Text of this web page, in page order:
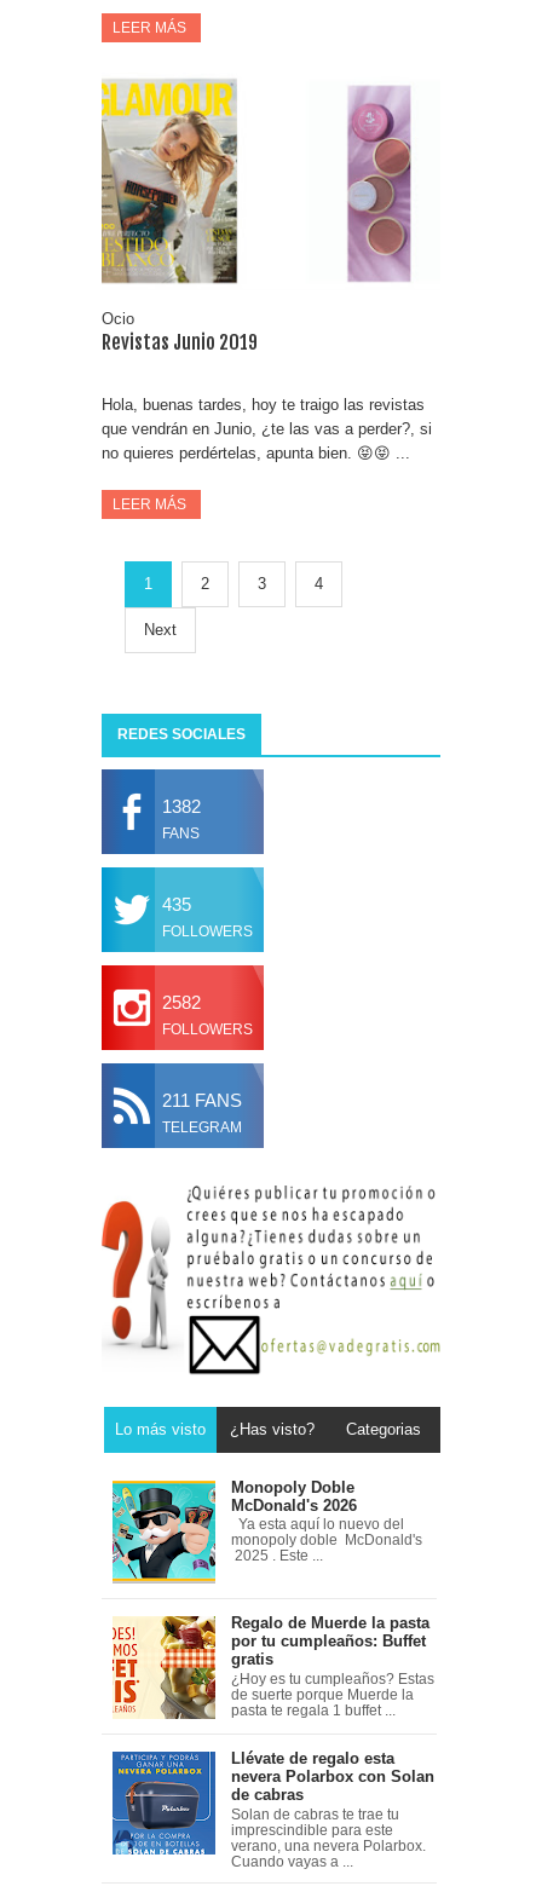
LEER MÁS
Ocio
Revistas Junio 2019
Hola, buenas tardes, hoy te traigo las revistas
que vendrán en Junio, ¿te las vas a perder?, si
no quieres perdértelas, apunta bien. 😝😝 ...
LEER MÁS
1 2 3 4
Next
REDES SOCIALES
1382
FANS
435
FOLLOWERS
2582
FOLLOWERS
211 FANS
TELEGRAM
Lo más visto ¿Has visto? Categorias
Monopoly Doble
McDonald's 2026
Ya esta aquí lo nuevo del
monopoly doble McDonald's
2025 . Este ...
Regalo de Muerde la pasta
por tu cumpleaños: Buffet
gratis
¿Hoy es tu cumpleaños? Estas
de suerte porque Muerde la
pasta te regala 1 buffet ...
Llévate de regalo esta
nevera Polarbox con Solan
de cabras
Solan de cabras te trae tu
imprescindible para este
verano, una nevera Polarbox.
Cuando vayas a ...